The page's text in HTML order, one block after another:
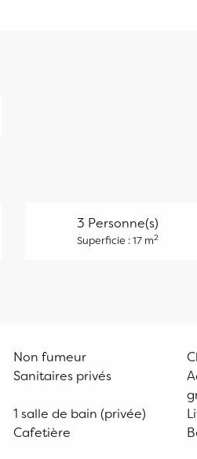
3 Personne(s)
Superficie : 17 m2
Non fumeur
Sanitaires privés
1 salle de bain (privée)
Cafetière